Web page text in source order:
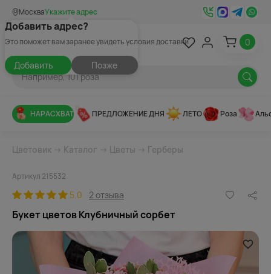
МоскваУкажите адрес
Добавить адрес?
Это поможет вам заранее увидеть условия доставки
Добавить Позже
0
НАРАСХВАТ ПРЕДЛОЖЕНИЕ ДНЯ ЛЕТО Роза
Цветовик → Каталог → Цветы → Герберы
Артикул 215532
5.0 2 отзыва
Букет цветов Клубничный сорбет